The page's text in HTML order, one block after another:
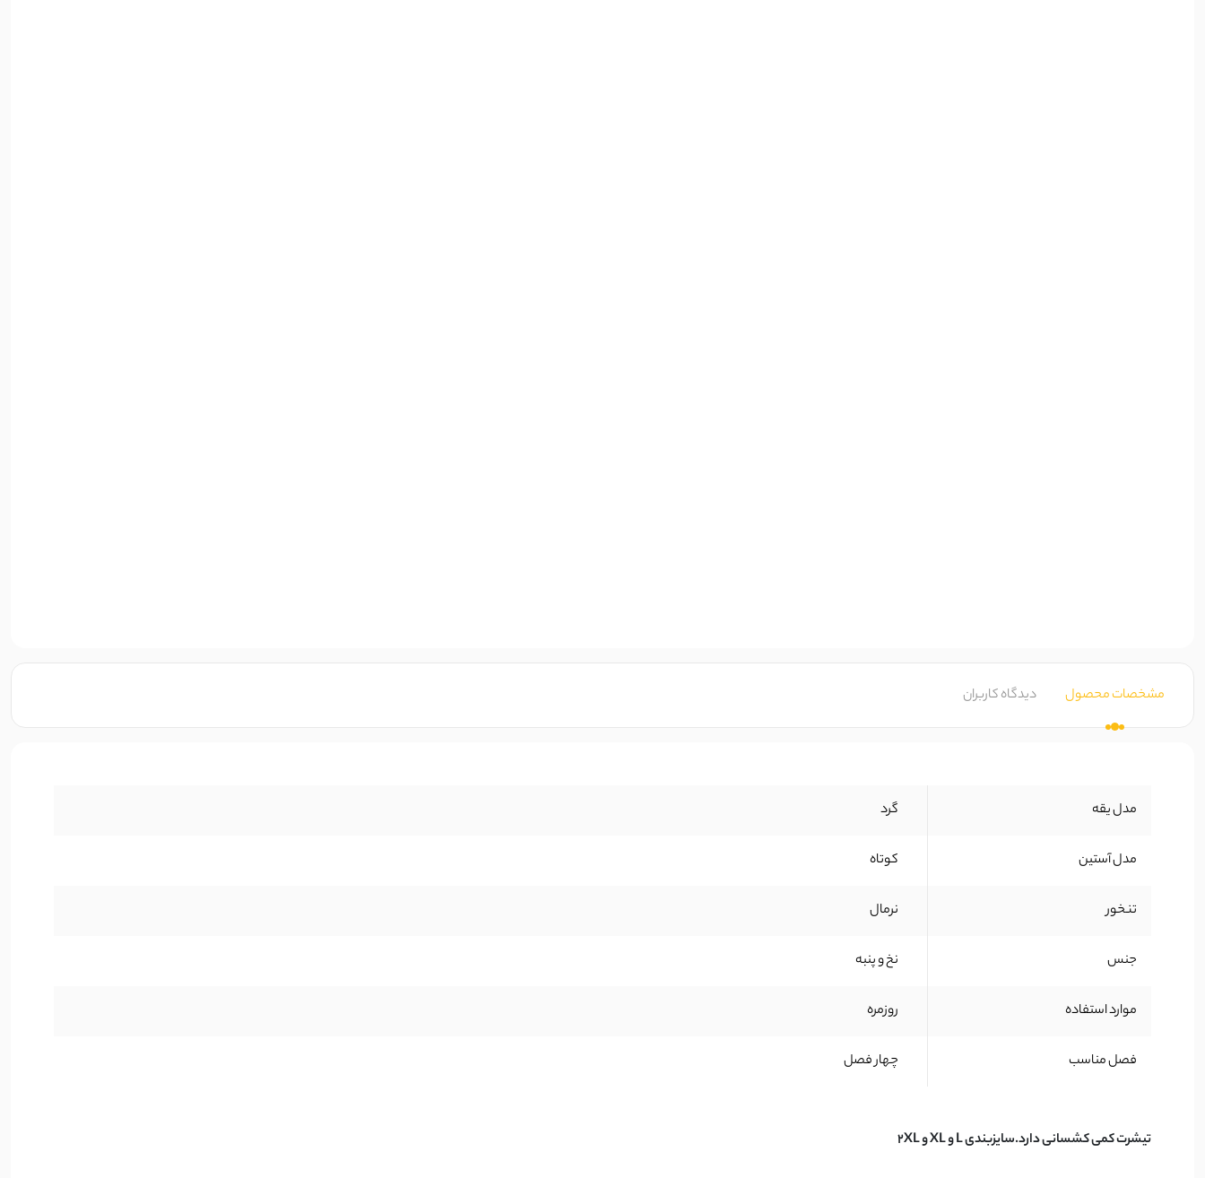
مشخصات محصول دیدگاه کاربران
مدل یقه گرد
مدل آستین کوتاه
تنخور نرمال
جنس نخ و پنبه
موارد استفاده روزمره
فصل مناسب چهار فصل
تیشرت کمی کشسانی دارد.سایزبندی L و XL و 2XL